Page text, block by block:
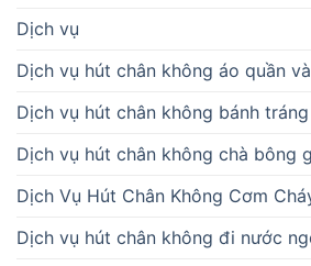
Dịch vụ
Dịch vụ hút chân không áo quần
Dịch vụ hút chân không bánh
Dịch vụ hút chân không chà bông
Dịch Vụ Hút Chân Không Cơm
Dịch vụ hút chân không đi nước